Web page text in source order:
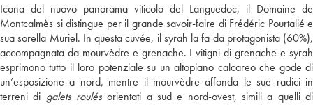
Icona del nuovo panorama viticolo del Languedoc, il Domaine de
Montcalmès si distingue per il grande savoir-faire di Frédéric Pourtalié e
sua sorella Muriel. In questa cuvée, il syrah la fa da protagonista (60%),
accompagnata da mourvèdre e grenache. I vitigni di grenache e syrah
esprimono tutto il loro potenziale su un altopiano calcareo che gode di
un’esposizione a nord, mentre il mourvèdre affonda le sue radici in
terreni di galets roulés orientati a sud e nord-ovest, simili a quelli di